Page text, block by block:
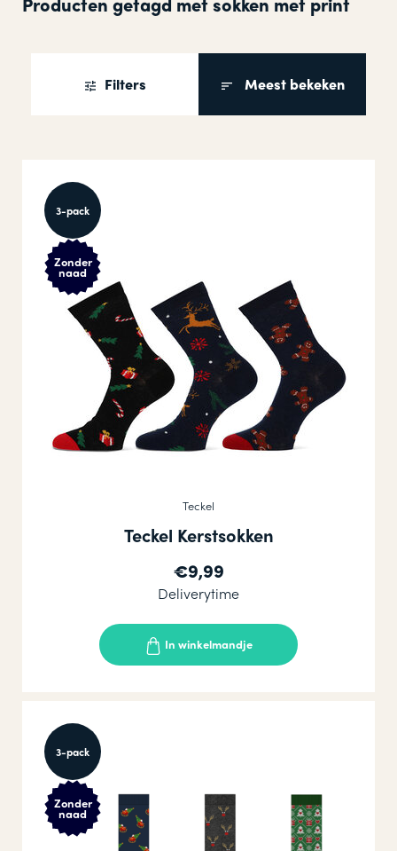
Filters Meest bekeken
3-pack
Zonder
naad
Teckel
Teckel Kerstsokken
€9,99
Deliverytime
In winkelmandje
3-pack
Zonder
naad